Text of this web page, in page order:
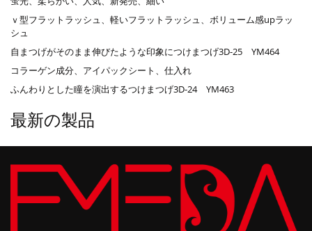
ｖ型フラットラッシュ、軽いフラットラッシュ、ボリューム感upラッ
シュ
自まつげがそのまま伸びたような印象につけまつげ3D-25 YM464
コラーゲン成分、アイパックシート、仕入れ
ふんわりとした瞳を演出するつけまつげ3D-24 YM463
最新の製品